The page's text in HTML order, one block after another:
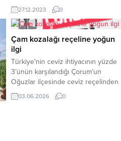
turizminde merkez olacak.Proje
çerçevesinde Obruk Barajı
kıyısında sosyal ve sportif tesislerin
ile doğa turizmine yönelik
çalışmaların hayata geçmesiyle
birlikte bölge alternatif bir turizm
merkezi haline getirilmesi ve
ekonomik yönden dezavantajlı olan
Obruk Barajı çevresinin ekonomik
yönden kalkınmasına...
27.12.2023 0
Çam kozalağı reçeline yoğun
ilgi
Türkiye’nin ceviz ihtiyacının yüzde
3’ünün karşılandığı Çorum’un
Oğuzlar ilçesinde ceviz reçelinden
sonra şimdi de çam kozalağı reçeli
üretimine başlandı.Ülke
03.06.2026 0